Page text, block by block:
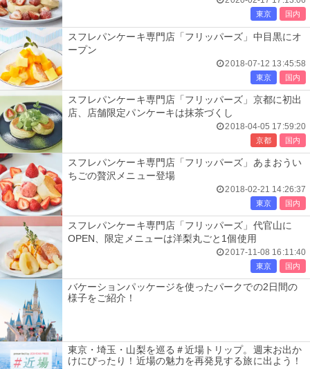
東京 国内
スフレパンケーキ専門店「フリッパーズ」中目黒にオ
ープン
2018-07-12 13:45:58
東京 国内
スフレパンケーキ専門店「フリッパーズ」京都に初出
店、店舗限定パンケーキは抹茶づくし
2018-04-05 17:59:20
京都 国内
スフレパンケーキ専門店「フリッパーズ」あまおうい
ちごの贅沢メニュー登場
2018-02-21 14:26:37
東京 国内
スフレパンケーキ専門店「フリッパーズ」代官山に
OPEN、限定メニューは洋梨丸ごと1個使用
2017-11-08 16:11:40
東京 国内
バケーションパッケージを使ったパークでの2日間の
様子をご紹介！
東京・埼玉・山梨を巡る＃近場トリップ。週末お出か
けにぴったり！近場の魅力を再発見する旅に出よう！